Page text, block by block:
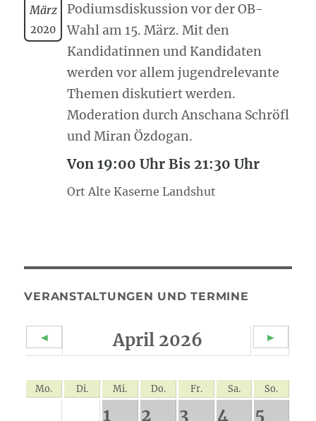
März
2020
Podiumsdiskussion vor der OB-
Wahl am 15. März. Mit den
Kandidatinnen und Kandidaten
werden vor allem jugendrelevante
Themen diskutiert werden.
Moderation durch Anschana Schröfl
und Miran Özdogan.
Von 19:00 Uhr Bis 21:30 Uhr
Ort Alte Kaserne Landshut
VERANSTALTUNGEN UND TERMINE
◄ April 2026 ►
Mo. Di. Mi. Do. Fr. Sa. So.
1 2 3 4 5